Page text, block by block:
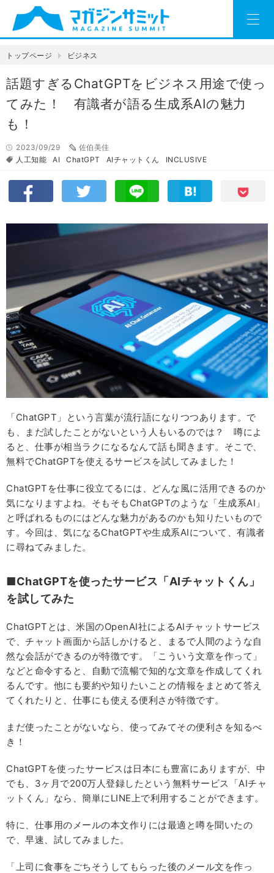
トップページ ビジネス
話題すぎるChatGPTをビジネス用途で使っ
てみた！ 有識者が語る生成系AIの魅力
も！
2023/09/29
佐伯美佳
人工知能
AI ChatGPT AIチャットくん INCLUSIVE
「ChatGPT」という言葉が流行語になりつつあります。で
も、まだ試したことがないという人もいるのでは？ 噂によ
ると、仕事が相当ラクになるなんて話も聞きます。そこで、
無料でChatGPTを使えるサービスを試してみました！
ChatGPTを仕事に役立てるには、どんな風に活用できるのか
気になりますよね。そもそもChatGPTのような「生成系AI」
と呼ばれるものにはどんな魅力があるのかも知りたいもので
す。今回は、気になるChatGPTや生成系AIについて、有識者
に尋ねてみました。
■ChatGPTを使ったサービス「AIチャットくん」
を試してみた
ChatGPTとは、米国のOpenAI社によるAIチャットサービス
で、チャット画面から話しかけると、まるで人間のような自
然な会話ができるのが特徴です。「こういう文章を作って」
などと命令すると、自動で流暢で知的な文章を作成してくれ
るんです。他にも要約や知りたいことの情報をまとめて答え
てくれたりと、仕事にも使える便利さが特徴です。
まだ使ったことがないなら、使ってみてその便利さを知るべ
き！
ChatGPTを使ったサービスは日本にも豊富にありますが、中
でも、3ヶ月で200万人登録したという無料サービス「AIチャ
ットくん」なら、簡単にLINE上で利用することができます。
特に、仕事用のメールの本文作りには最適と噂を聞いたの
で、早速、試してみました。
「上司に食事をごちそうしてもらった後のメール文を作っ